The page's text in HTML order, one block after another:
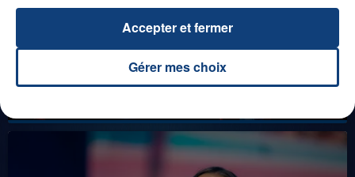
31 janvier 2025
Gérer mes choix
Accepter et fermer